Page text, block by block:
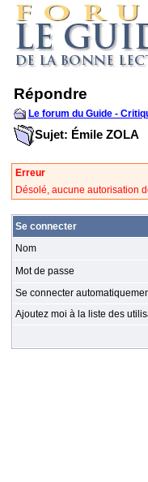
Répondre
Le forum du Guide -
Sujet: Émile ZOLA
Erreur
Désolé, aucune autorisation
Se connecter
Nom
Mot de passe
Se connecter
Ajoutez moi à la liste des